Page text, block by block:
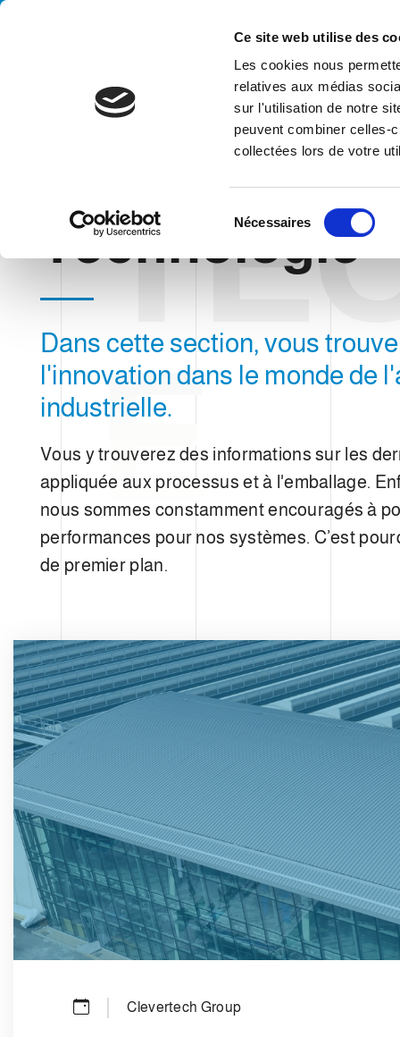
Ce site web utilise des
Les cookies nous
relatives aux médias
sur l'utilisation de notre
peuvent combiner celles-
collectées lors de votre
é
i
n
n
s
e
e
n
t
Nécessaires
Technologie
Dans cette section, vous
l'innovation dans le monde de
industrielle.
Vous y trouverez des informations sur les
appliquée aux processus et à l'emballage.
nous sommes constamment encouragés à
performances pour nos systèmes. C’est
de premier plan.
E
Clevertech Group